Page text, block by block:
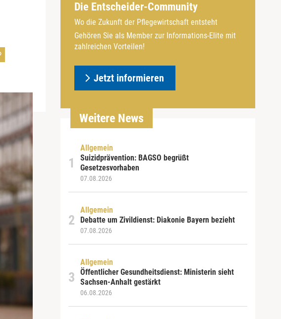
Die Entscheider-Community
Wo die Zukunft der Pflegewirtschaft entsteht
Gehören Sie als Member zur Informations-Elite mit
zahlreichen Vorteilen!
Jetzt informieren
Weitere News
Allgemein
Suizidprävention: BAGSO begrüßt
Gesetzesvorhaben
07.08.2026
Allgemein
Debatte um Zivildienst: Diakonie Bayern bezieht
07.08.2026
Allgemein
Öffentlicher Gesundheitsdienst: Ministerin sieht
Sachsen-Anhalt gestärkt
06.08.2026